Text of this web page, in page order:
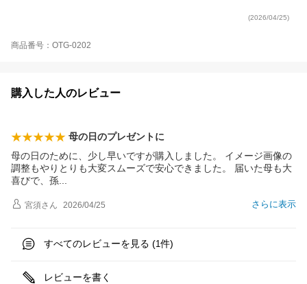
(2026/04/25)
商品番号：OTG-0202
購入した人のレビュー
母の日のプレゼントに
母の日のために、少し早いですが購入しました。 イメージ画像の
調整もやりとりも大変スムーズで安心できました。 届いた母も大
喜びで、 孫
さらに表示
宮須さん 2026/04/25
すべてのレビューを見る (1件)
レビューを書く